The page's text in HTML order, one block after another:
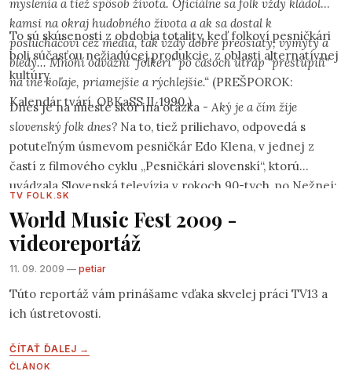
myslenia a tiež spôsob života. Oficiálne sa folk vždy kládol
kamsi na okraj hudobného života a ak sa dostal k
poslucháčovi cez médiá, tak vždy dobre preosiaty, vymytý a
bledý... Mnohí odvážni "folkeri" po časoch útrap "prestúpili"
na iné koľaje, priamejšie a rýchlejšie.“ (PREŠPOROK:
Kalendár tvárí, OBKaSS II, 1990.)
To sú skúsenosti z obdobia totality, keď folkoví pesničkári
boli súčasťou nežiadúcej produkcie, z oblasti alternatívnej
kultúry.
Dnes je na mieste skôr iná otázka - Aký je a čím žije
slovenský folk dnes? Na to, tiež priliehavo, odpovedá s
potuteľným úsmevom pesničkár Edo Klena, v jednej z
častí z filmového cyklu „Pesničkári slovenskí“, ktorú
uvádzala Slovenská televízia v rokoch 90-tych, po Nežnej:
inom, tak aspoň o tej nehe našej... slovenskej...“
TV FOLK.SK
World Music Fest 2009 -
videoreportáž
11. 09. 2009 — petiar
Túto reportáž vám prinášame vďaka skvelej práci TV13 a
ich ústretovosti.
ČÍTAŤ ĎALEJ →
ČLÁNOK